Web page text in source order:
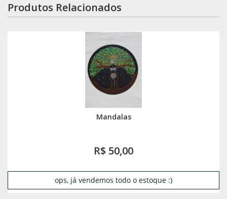
Produtos Relacionados
Mandalas
R$ 50,00
ops, já vendemos todo o estoque :)